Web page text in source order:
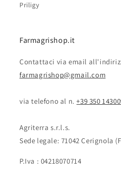
Priligy
Farmagrishop.it
Contattaci via email
farmagrishop@gmail.com
via telefono al n. ‭‭+39 350
Agriterra s.r.l.s.
Sede legale: 71042 Cerignola
P.Iva : 04218070714